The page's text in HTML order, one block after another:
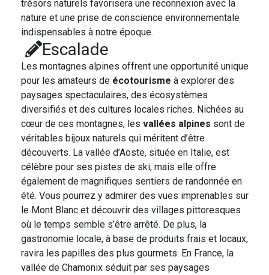
trésors naturels favorisera une reconnexion avec la
nature et une prise de conscience environnementale
indispensables à notre époque.
Escalade
Les montagnes alpines offrent une opportunité unique
pour les amateurs de écotourisme à explorer des
paysages spectaculaires, des écosystèmes
diversifiés et des cultures locales riches. Nichées au
cœur de ces montagnes, les vallées alpines sont de
véritables bijoux naturels qui méritent d’être
découverts. La vallée d’Aoste, située en Italie, est
célèbre pour ses pistes de ski, mais elle offre
également de magnifiques sentiers de randonnée en
été. Vous pourrez y admirer des vues imprenables sur
le Mont Blanc et découvrir des villages pittoresques
où le temps semble s’être arrêté. De plus, la
gastronomie locale, à base de produits frais et locaux,
ravira les papilles des plus gourmets. En France, la
vallée de Chamonix séduit par ses paysages